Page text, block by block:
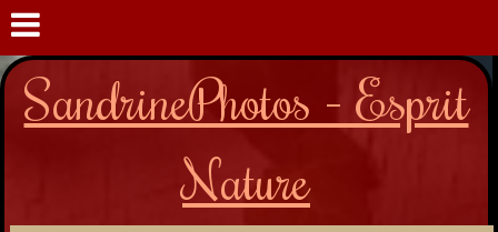
SandrinePhotos - Esprit
Nature